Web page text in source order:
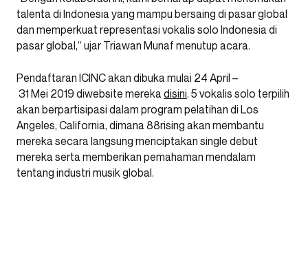
talenta di Indonesia yang mampu bersaing di pasar global
dan memperkuat representasi vokalis solo Indonesia di
pasar global,” ujar Triawan Munaf menutup acara.
Pendaftaran ICINC akan dibuka mulai 24 April –
31 Mei 2019 diwebsite merekadisini. 5 vokalis solo terpilih
akan berpartisipasi dalam program pelatihan di Los
Angeles, California, dimana 88rising akan membantu
mereka secara langsung menciptakan single debut
mereka serta memberikan pemahaman mendalam
tentang industri musik global.